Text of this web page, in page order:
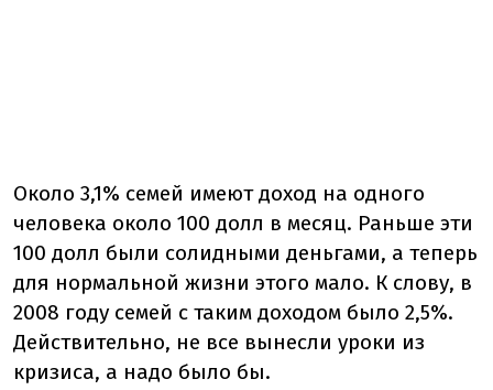
Около 3,1% семей имеют доход на одного
человека около 100 долл в месяц. Раньше эти
100 долл были солидными деньгами, а теперь
для нормальной жизни этого мало. К слову, в
2008 году семей с таким доходом было 2,5%.
Действительно, не все вынесли уроки из
кризиса, а надо было бы.